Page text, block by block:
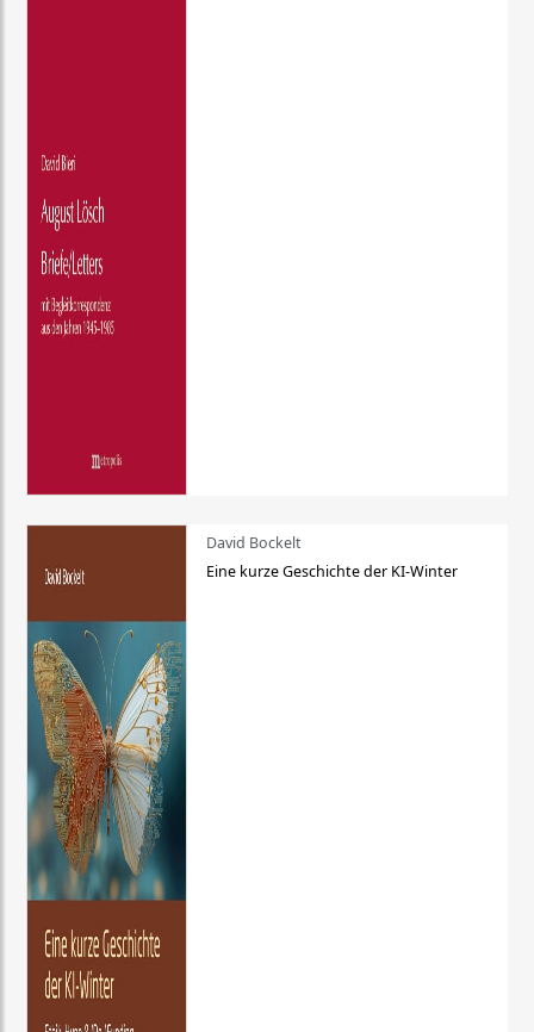
David Bockelt
Eine kurze Geschichte der KI-Winter